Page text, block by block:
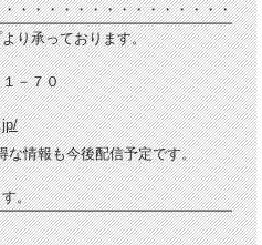
・・・・・・・・・・・・・・・
り承っております。
－７０
な情報も今後配信予定です。
。